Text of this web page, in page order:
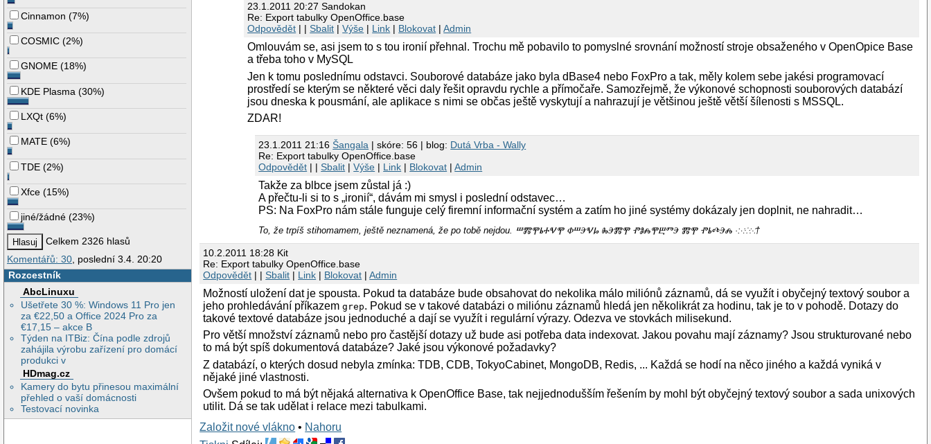
Cinnamon (7%)
COSMIC (2%)
GNOME (18%)
KDE Plasma (30%)
LXQt (6%)
MATE (6%)
TDE (2%)
Xfce (15%)
jiné/žádné (23%)
Celkem 2326 hlasů
Komentářů: 30 , poslední 3.4. 20:20
Rozcestník
AbcLinuxu
Ušetřete 30 %: Windows 11 Pro jen
za €22,50 a Office 2024 Pro za
€17,15 – akce B
Týden na ITBiz: Čína podle zdrojů
zahájila výrobu zařízení pro domácí
produkci v
HDmag.cz
Kamery do bytu přinesou maximální
přehled o vaší domácnosti
Testovací novinka
23.1.2011 20:27 Sandokan
Re: Export tabulky OpenOffice.base
Odpovědět | |Sbalit |Výše | Link | Blokovat |Admin
Omlouvám se, asi jsem to s tou ironií přehnal. Trochu mě pobavilo to pomyslné srovnání možností stroje obsaženého v OpenOpice Base
a třeba toho v MySQL
Jen k tomu poslednímu odstavci. Souborové databáze jako byla dBase4 nebo FoxPro a tak, měly kolem sebe jakési programovací
prostředí se kterým se některé věci daly řešit opravdu rychle a přímočaře. Samozřejmě, že výkonové schopnosti souborových databází
jsou dneska k pousmání, ale aplikace s nimi se občas ještě vyskytují a nahrazují je většinou ještě větší šílenosti s MSSQL.
ZDAR!
23.1.2011 21:16Šangala | skóre: 56 | blog: Dutá Vrba - Wally
Re: Export tabulky OpenOffice.base
Odpovědět | |Sbalit |Výše | Link | Blokovat |Admin
Takže za blbce jsem zůstal já :)
A přečtu-li si to s „ironií“, dávám mi smysl i poslední odstavec…
PS: Na FoxPro nám stále funguje celý firemní informační systém a zatím ho jiné systémy dokázaly jen doplnit, ne nahradit…
To, že trpíš stihomamem, ještě neznamená, že po tobě nejdou. ⰞⰏⰉⰓⰀⰜⰉ ⰗⰞⰅⰜⰘ ⰈⰅⰏⰉ ⰒⰑⰎⰉⰁⰕⰅ ⰏⰉ ⰒⰓⰄⰅⰎ ·:⁖⁘⁙†
10.2.2011 18:28 Kit
Re: Export tabulky OpenOffice.base
Odpovědět | |Sbalit | Link | Blokovat |Admin
Možností uložení dat je spousta. Pokud ta databáze bude obsahovat do nekolika málo miliónů záznamů, dá se využít i obyčejný textový soubor a
jeho prohledávání příkazemgrep. Pokud se v takové databázi o miliónu záznamů hledá jen několikrát za hodinu, tak je to v pohodě. Dotazy do
takové textové databáze jsou jednoduché a dají se využít i regulární výrazy. Odezva ve stovkách milisekund.
Pro větší množství záznamů nebo pro častější dotazy už bude asi potřeba data indexovat. Jakou povahu mají záznamy? Jsou strukturované nebo
to má být spíš dokumentová databáze? Jaké jsou výkonové požadavky?
Z databází, o kterých dosud nebyla zmínka: TDB, CDB, TokyoCabinet, MongoDB, Redis, ... Každá se hodí na něco jiného a každá vyniká v
nějaké jiné vlastnosti.
Ovšem pokud to má být nějaká alternativa k OpenOffice Base, tak nejjednodušším řešením by mohl být obyčejný textový soubor a sada unixových
utilit. Dá se tak udělat i relace mezi tabulkami.
Založit nové vlákno • Nahoru